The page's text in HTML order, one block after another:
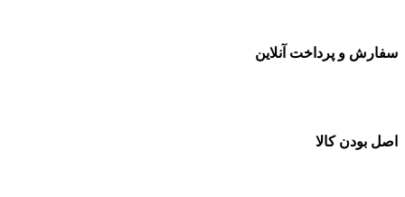
سفارش و پرداخت آنلاین
اصل بودن کالا